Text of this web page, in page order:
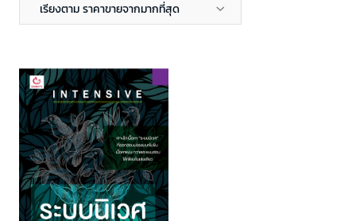
เรียงตาม ราคาขายจากมากที่สุด